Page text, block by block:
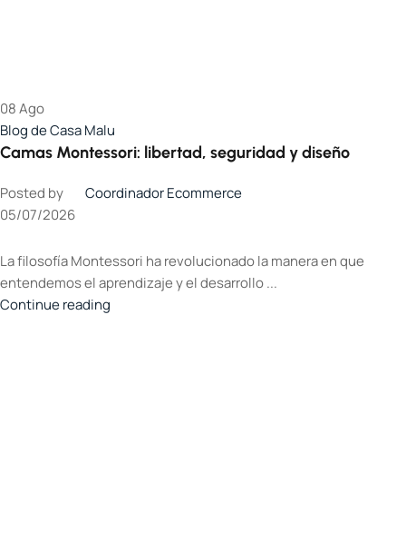
08Ago
Blog de Casa Malu
Camas Montessori: libertad, seguridad y diseño
Posted by
Coordinador Ecommerce
05/07/2026
La filosofía Montessori ha revolucionado la manera en que
entendemos el aprendizaje y el desarrollo ...
Continue reading